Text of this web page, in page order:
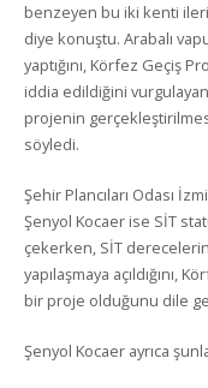
benzeyen bu iki kenti
diye konuştu. Arabalı
yaptığını, Körfez Geçiş
iddia edildiğini vurgulayan
projenin
söyledi.
Şehir Plancıları Odası
Şenyol Kocaer ise SİT
çekerken, SİT
yapılaşmaya açıldığını,
bir proje olduğunu dile
Şenyol Kocaer ayrıca